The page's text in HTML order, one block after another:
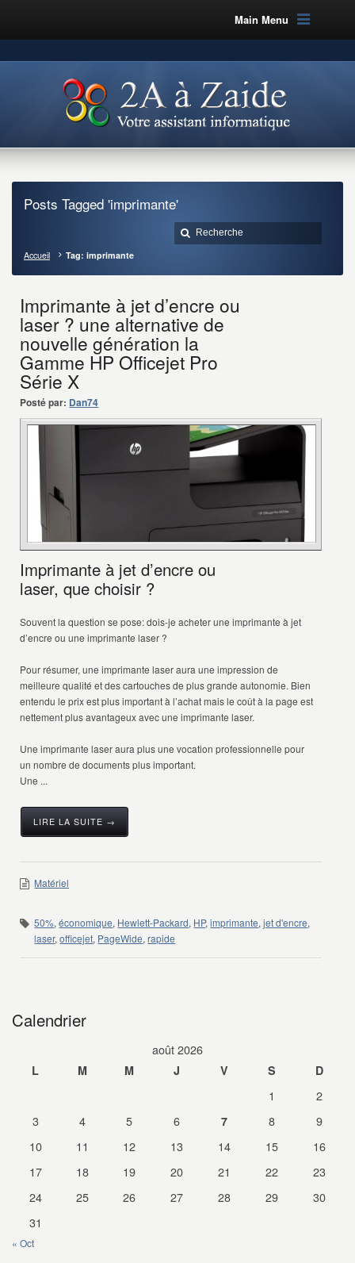
Main Menu
Posts Tagged 'imprimante'
Accueil Tag: imprimante
Imprimante à jet d’encre ou
laser ? une alternative de
nouvelle génération la
Gamme HP Officejet Pro
Série X
Posté par: Dan74
Imprimante à jet d’encre ou
laser, que choisir ?
Souvent la question se pose: dois-je acheter une imprimante à jet
d’encre ou une imprimante laser ?
Pour résumer, une imprimante laser aura une impression de
meilleure qualité et des cartouches de plus grande autonomie. Bien
entendu le prix est plus important à l’achat mais le coût à la page est
nettement plus avantageux avec une imprimante laser.
Une imprimante laser aura plus une vocation professionnelle pour
un nombre de documents plus important.
Une ...
LIRE LA SUITE →
Matériel
50%,économique, Hewlett-Packard, HP,imprimante,jet d'encre,
laser,officejet, PageWide,rapide
Calendrier
août 2026
L M M J V S D
1
2
3
4 5 6 7 8
9
10
11 12 13 14 15
16
17
18 19 20 21 22
23
24
25 26 27 28 29
30
31
« Oct